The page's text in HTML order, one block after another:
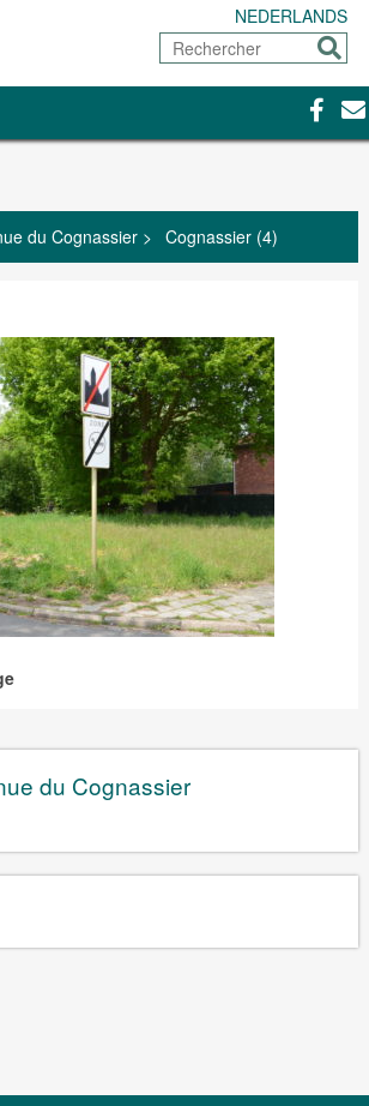
NEDERLANDS
Rechercher
du Cognassier> Cognassier (4)
du Cognassier